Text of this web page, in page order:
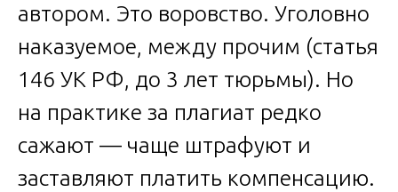
автором. Это воровство. Уголовно
наказуемое, между прочим (статья
146 УК РФ, до 3 лет тюрьмы). Но
на практике за плагиат редко
сажают — чаще штрафуют и
заставляют платить компенсацию.